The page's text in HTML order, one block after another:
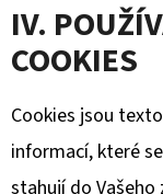
IV.
COOKIES
Cookies jsou
informací, které
stahují do Vašeho